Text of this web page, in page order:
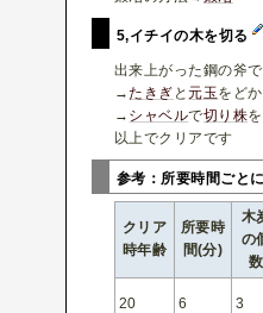
5,イチイの木を切る
出来上がった鋼の斧
→たきぎ と元玉をど
→ シャベルで切り株
以上でクリアです
参考：所要時間ごと
クリア
時年齢
所要時
間(分)
木
の
数
20 6 3